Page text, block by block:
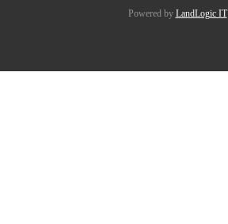
Powered by LandLogic IT